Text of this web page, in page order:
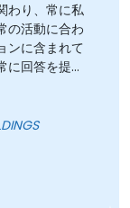
わり、常に私
の活動に合わ
ンに含まれて
回答を提供